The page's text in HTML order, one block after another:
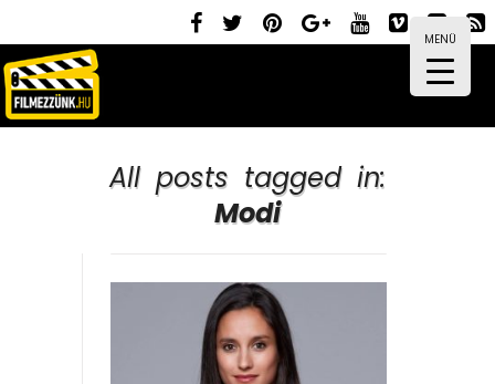
MENÜ
All posts tagged in:
Modi